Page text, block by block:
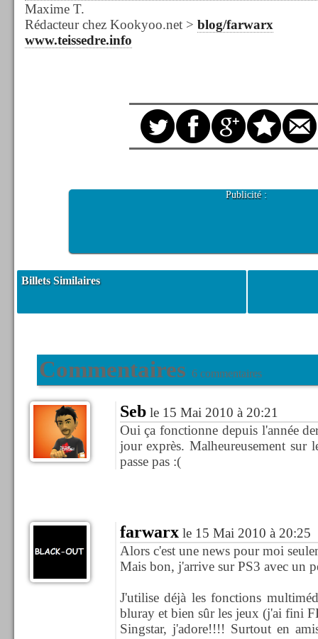
Maxime T.
Rédacteur chez Kookyoo.net > blog/farwarx
www.teissedre.info
Publicité :
Billets Similaires
Commentaires 6 commentaires
Seble 15 Mai 2010 à 20:21
Oui ça fonctionne depuis l'année
jour exprès. Malheureusement sur
passe pas :(
farwarxle 15 Mai 2010 à 20:25
Alors c'est une news pour moi
Mais bon, j'arrive sur PS3 avec un
J'utilise déjà les fonctions
bluray et bien sûr les jeux (j'ai fini
Singstar, j'adore!!!! Surtout en